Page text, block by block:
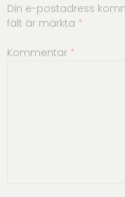
Din e-postadress
fält är märkta *
Kommentar *